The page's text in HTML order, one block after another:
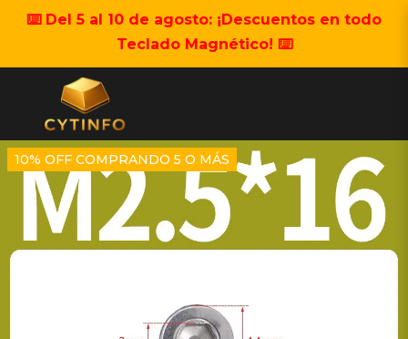
⌨️ Del 5 al 10 de agosto: ¡Descuentos en todo
Teclado Magnético! ⌨️
10% OFF COMPRANDO 5 O MÁS